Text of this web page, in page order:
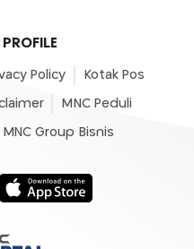
Policy Kotak Pos
MNC Peduli
MNC Group Bisnis